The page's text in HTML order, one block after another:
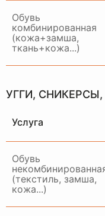
Обувь
комбинированная
(кожа+замша,
ткань+кожа...)
УГГИ,
Услуга
Обувь
(текстиль, замша,
кожа...)
НАШ
РАБОТАЕТ
МОСКВЕ И
Примем ваше
качественно